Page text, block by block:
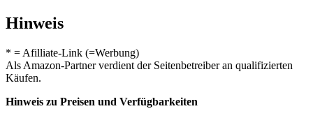
Hinweis
* = Afilliate-Link (=Werbung)
Als Amazon-Partner verdient der Seitenbetreiber an qualifizierten
Käufen.
Hinweis zu Preisen und Verfügbarkeiten